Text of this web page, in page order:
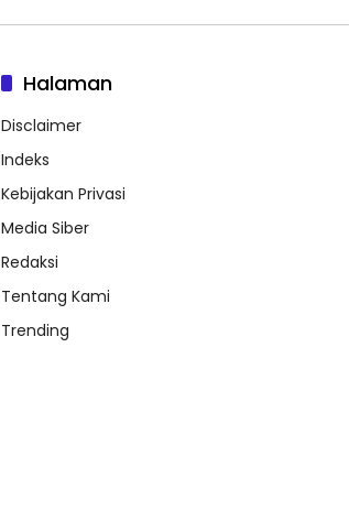
Halaman
Disclaimer
Indeks
Kebijakan Privasi
Media Siber
Redaksi
Tentang Kami
Trending